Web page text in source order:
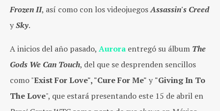
Frozen II, así como con los videojuegosAssassin's Creed
ySky.
A inicios del año pasado, Aurora entregó su álbum The
Gods We Can Touch, del que se desprenden sencillos
como "Exist For Love", "Cure For Me" y "Giving In To
The Love", que estará presentando este 15 de abril en